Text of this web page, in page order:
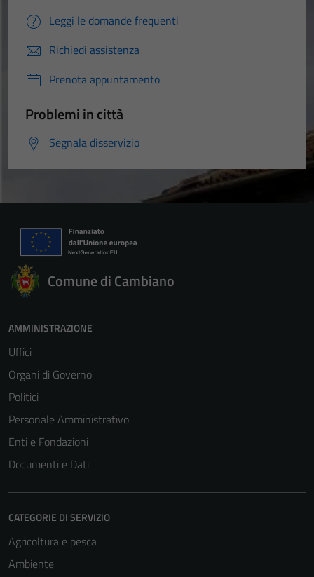
Leggi le domande frequenti
Richiedi assistenza
Prenota appuntamento
Problemi in città
Segnala disservizio
Comune di Cambiano
AMMINISTRAZIONE
Uffici
Organi di Governo
Politici
Personale Amministrativo
Enti e Fondazioni
Documenti e Dati
CATEGORIE DI SERVIZIO
Agricoltura e pesca
Ambiente